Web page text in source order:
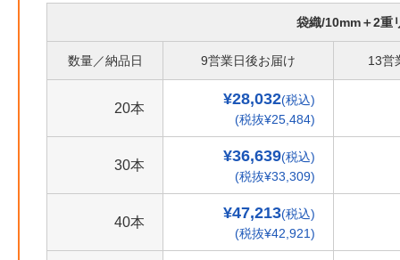
袋織/10mm＋2重
数量／納品日 9営業日後お届け 13営
20本
¥28,032(税込)
(税抜¥25,484)
30本
¥36,639(税込)
(税抜¥33,309)
40本
¥47,213(税込)
(税抜¥42,921)